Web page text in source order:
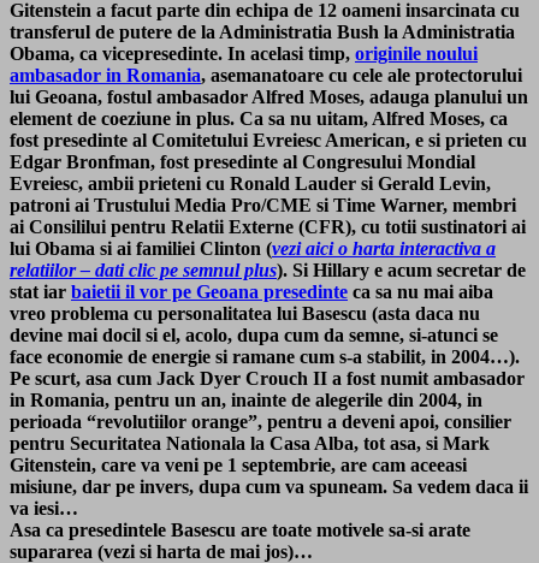
Gitenstein a facut parte din echipa de 12 oameni insarcinata cu
transferul de putere de la Administratia Bush la Administratia
Obama, ca vicepresedinte. In acelasi timp, originile noului
ambasador in Romania, asemanatoare cu cele ale protectorului
lui Geoana, fostul ambasador Alfred Moses, adauga planului un
element de coeziune in plus. Ca sa nu uitam, Alfred Moses, ca
fost presedinte al Comitetului Evreiesc American, e si prieten cu
Edgar Bronfman, fost presedinte al Congresului Mondial
Evreiesc, ambii prieteni cu Ronald Lauder si Gerald Levin,
patroni ai Trustului Media Pro/CME si Time Warner, membri
ai Consililui pentru Relatii Externe (CFR), cu totii sustinatori ai
lui Obama si ai familiei Clinton (vezi aici o harta interactiva a
relatiilor – dati clic pe semnul plus). Si Hillary e acum secretar de
stat iar baietii il vor pe Geoana presedinte ca sa nu mai aiba
vreo problema cu personalitatea lui Basescu (asta daca nu
devine mai docil si el, acolo, dupa cum da semne, si-atunci se
face economie de energie si ramane cum s-a stabilit, in 2004…).
Pe scurt, asa cum Jack Dyer Crouch II a fost numit ambasador
in Romania, pentru un an, inainte de alegerile din 2004, in
perioada “revolutiilor orange”, pentru a deveni apoi, consilier
pentru Securitatea Nationala la Casa Alba, tot asa, si Mark
Gitenstein, care va veni pe 1 septembrie, are cam aceeasi
misiune, dar pe invers, dupa cum va spuneam. Sa vedem daca ii
va iesi…
Asa ca presedintele Basescu are toate motivele sa-si arate
supararea (vezi si harta de mai jos)…